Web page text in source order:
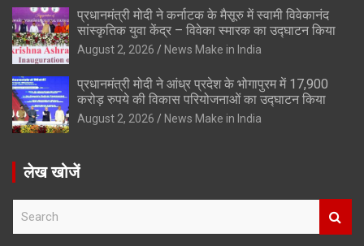
प्रधानमंत्री मोदी ने कर्नाटक के मैसूरु में स्वामी विवेकानंद
सांस्कृतिक युवा केंद्र – विवेका स्मारक का उद्घाटन किया
August 2, 2026 News Make in India
प्रधानमंत्री मोदी ने आंध्र प्रदेश के भोगापुरम में 17,900
करोड़ रुपये की विकास परियोजनाओं का उद्घाटन किया
August 2, 2026 News Make in India
लेख खोजें